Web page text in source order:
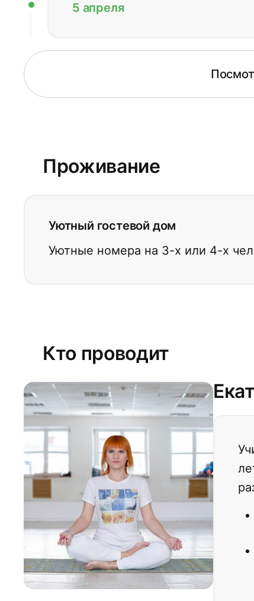
5 апреля
Проживание
Уютный гостевой дом
Уютные номера на 3-х или 4-х
Кто проводит